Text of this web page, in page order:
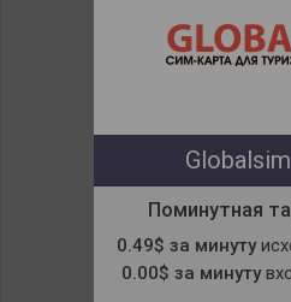
Поминутная
0.49$ за минуту
0.00$ за минуту